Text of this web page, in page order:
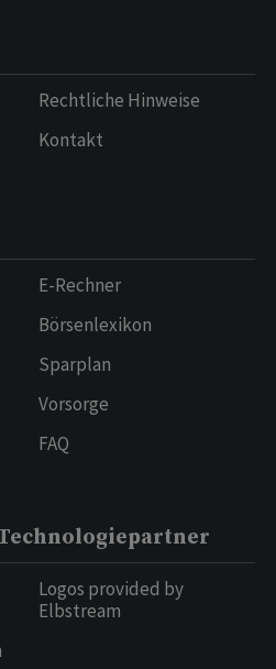
Rechtliche Hinweise
Kontakt
E-Rechner
Börsenlexikon
Sparplan
Vorsorge
FAQ
Logos provided by
Elbstream